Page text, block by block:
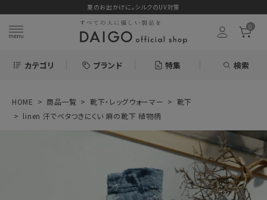
夏のお出かけに。シルクのUV対策
0
カテゴリ ブランド 特集 検索
search
お気に入り
HOME 商品一覧 靴下・レッグウォーマー
靴下
linen 汗でベタつきにくい 麻の靴下 植物柄